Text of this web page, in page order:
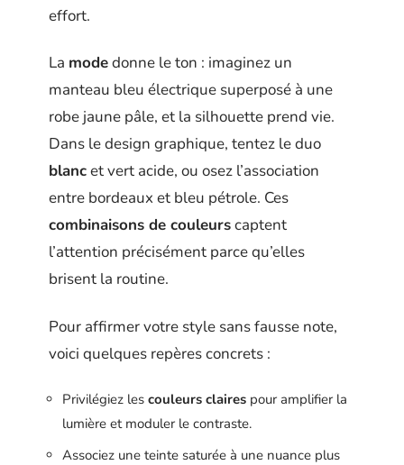
effort.
La modedonne le ton : imaginez un
manteau bleu électrique superposé à une
robe jaune pâle, et la silhouette prend vie.
Dans le design graphique, tentez le duo
blancet vert acide, ou osez l’association
entre bordeaux et bleu pétrole. Ces
combinaisons de couleurscaptent
l’attention précisément parce qu’elles
brisent la routine.
Pour affirmer votre style sans fausse note,
voici quelques repères concrets :
Privilégiez les couleurs claires pour amplifier la
lumière et moduler le contraste.
Associez une teinte saturée à une nuance plus